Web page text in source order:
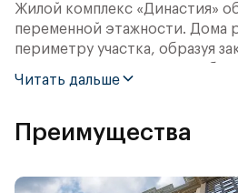
Жилой комплекс «Династия»
переменной этажности. Дома
периметру участка, образуя
дворовой территории —
российские и международные
открытым небом: городских
Читать дальше
Преимущества